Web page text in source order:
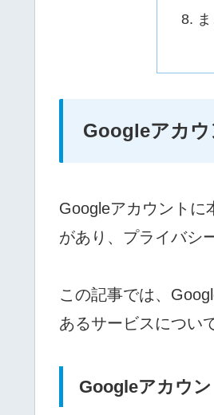
Googleアカウ
Googleアカウントに
があり、プライバシ
この記事では、
あるサービスについ
Googleアカウ